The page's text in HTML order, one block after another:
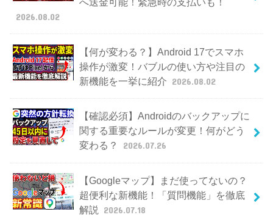
2026.08.02
【何が変わる？】Android 17でスマホ
操作が激変！バブルの使い方や注目の
新機能を一挙に紹介 2026.08.02
【確認必須】Androidのバックアップに
関する重要なルールが変更！何がどう
変わる？
2026.07.26
【Googleマップ】まだ使ってないの？
超便利な新機能！「質問機能」を徹底
解説
2026.07.18